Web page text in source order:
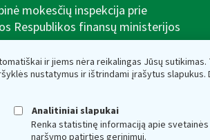
ir jiems nėra reikalingas Jūsų
nustatymus ir ištrindami įrašytus slapukus.
Analitiniai slapukai
Renka statistinę informaciją apie
naršymo patirties gerinimui.
mokesčių inspekcija prie
Respublikos finansų ministerijos
16-osios g. 14, 01107 Vilnius, Lietuva,
vmi@vmi.lt, E. pristatymo dėžutės adresas
Respublikos finansų ministerijos kaupiami ir
Juridinių asmenų registre